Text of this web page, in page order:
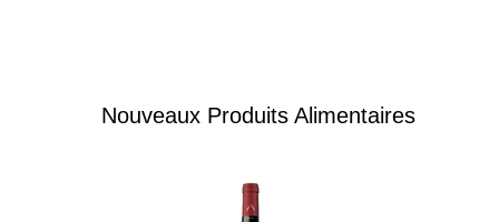
Nouveaux Produits Alimentaires